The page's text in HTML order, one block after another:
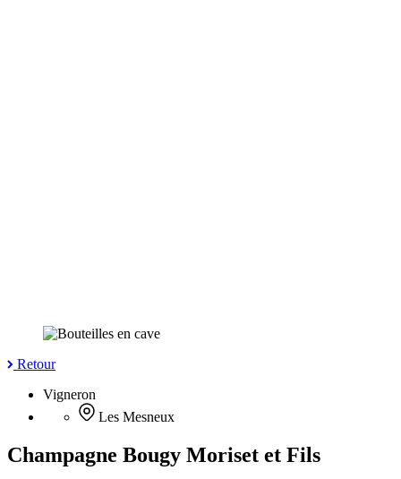
Retour
Vigneron
Les Mesneux
Champagne Bougy Moriset et Fils